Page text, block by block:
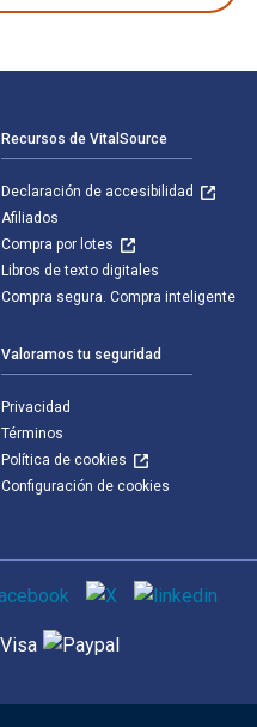
Recursos de VitalSource
Declaración de accesibilidad
Afiliados
Compra por lotes
Libros de texto digitales
Compra segura. Compra inteligente
Valoramos tu seguridad
Privacidad
Términos
Política de cookies
Configuración de cookies